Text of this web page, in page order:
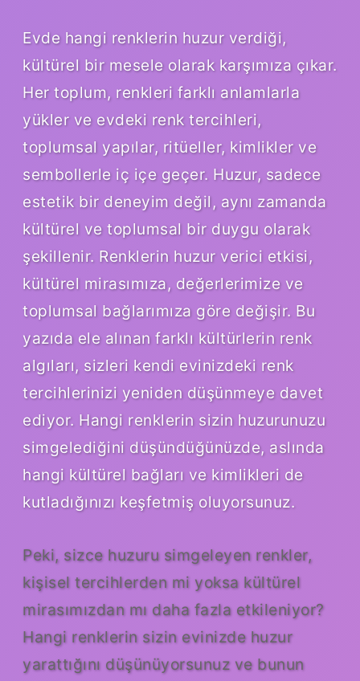
Evde hangi renklerin huzur verdiği,
kültürel bir mesele olarak karşımıza çıkar.
Her toplum, renkleri farklı anlamlarla
yükler ve evdeki renk tercihleri,
toplumsal yapılar, ritüeller, kimlikler ve
sembollerle iç içe geçer. Huzur, sadece
estetik bir deneyim değil, aynı zamanda
kültürel ve toplumsal bir duygu olarak
şekillenir. Renklerin huzur verici etkisi,
kültürel mirasımıza, değerlerimize ve
toplumsal bağlarımıza göre değişir. Bu
yazıda ele alınan farklı kültürlerin renk
algıları, sizleri kendi evinizdeki renk
tercihlerinizi yeniden düşünmeye davet
ediyor. Hangi renklerin sizin huzurunuzu
simgelediğini düşündüğünüzde, aslında
hangi kültürel bağları ve kimlikleri de
kutladığınızı keşfetmiş oluyorsunuz.
Peki, sizce huzuru simgeleyen renkler,
kişisel tercihlerden mi yoksa kültürel
mirasımızdan mı daha fazla etkileniyor?
Hangi renklerin sizin evinizde huzur
yarattığını düşünüyorsunuz ve bunun